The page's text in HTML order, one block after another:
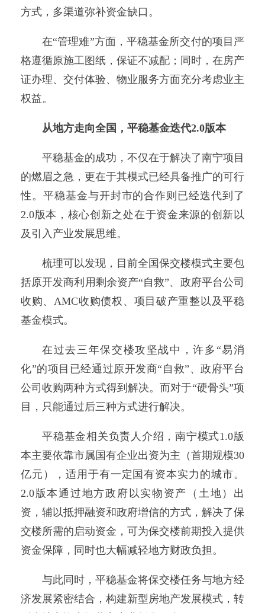
方式，多渠道弥补资金缺口。
在“管理难”方面，平稳基金所交付的项目严
格遵循原施工图纸，保证不减配；同时，在房产
证办理、交付体验、物业服务方面充分考虑业主
权益。
从地方走向全国，平稳基金迭代2.0版本
平稳基金的成功，不仅在于解决了南宁项目
的燃眉之急，更在于其模式已经具备推广的可行
性。平稳基金与开封市的合作则已经迭代到了
2.0版本，核心创新之处在于资金来源的创新以
及引入产业发展思维。
梳理可以发现，目前全国保交楼模式主要包
括原开发商利用剩余资产“自救”、政府平台公司
收购、AMC收购债权、项目破产重整以及平稳
基金模式。
在过去三年保交楼攻坚战中，许多“易消
化”的项目已经通过原开发商“自救”、政府平台
公司收购两种方式得到解决。而对于“硬骨头”项
目，只能通过后三种方式进行解决。
平稳基金相关负责人介绍，南宁模式1.0版
本主要依靠市属国有企业出资为主（首期规模30
亿元），适用于有一定国有资本实力的城市。
2.0版本通过地方政府以实物资产（土地）出
资，辅以抵押融资和政府增信的方式，解决了保
交楼所需的启动资金，可为保交楼前期投入提供
资金保障，同时也大幅减轻地方财政负担。
与此同时，平稳基金将保交楼任务与地方经
济发展紧密结合，构建新型房地产发展模式，转